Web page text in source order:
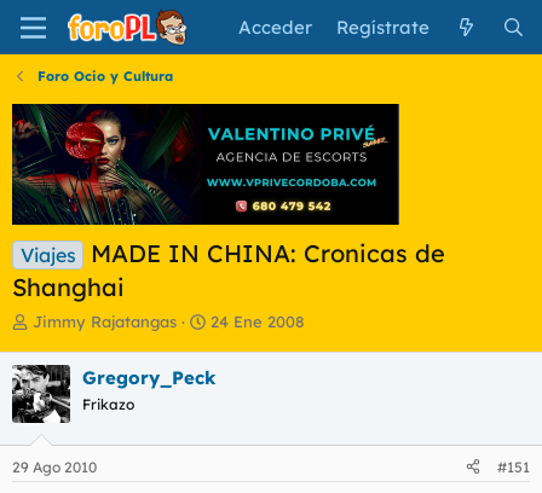
Acceder Regístrate
Foro Ocio y Cultura
Viajes
MADE IN CHINA: Cronicas de
Shanghai
I
i
c
i
a
d
o
Jimmy Rajatangas
F
h
e
24 Ene 2008
Gregory_Peck
Frikazo
29 Ago 2010 #151